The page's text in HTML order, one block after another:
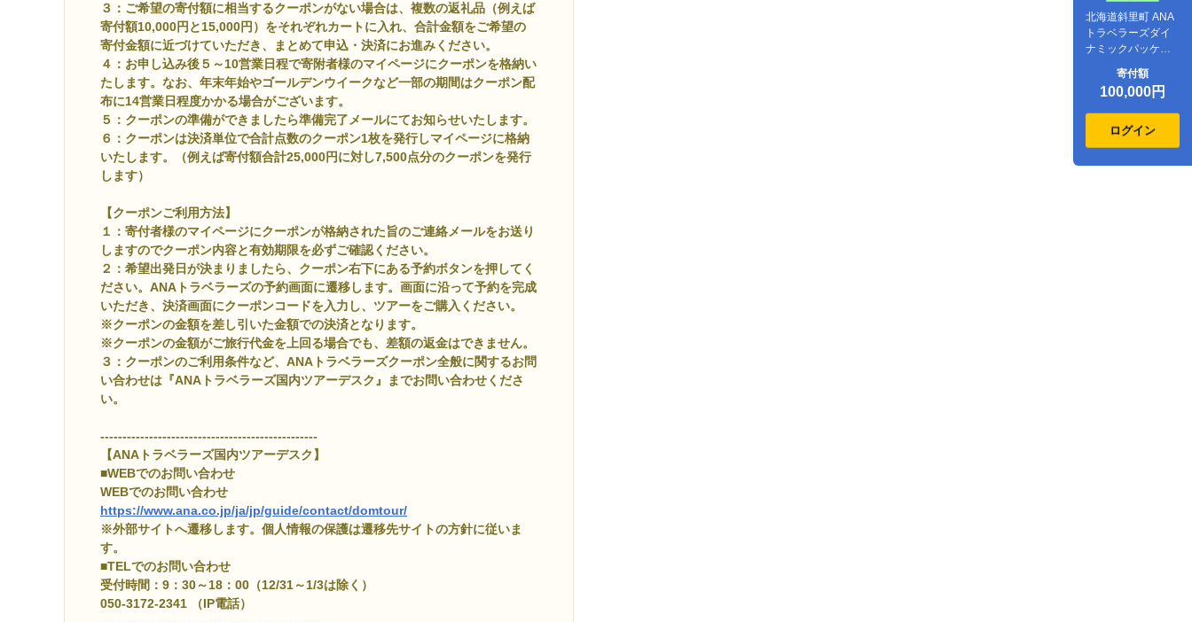
３：ご希望の寄付額に相当するクーポンがない場合は、複数の返礼品（例えば
寄付額10,000円と15,000円）をそれぞれカートに入れ、合計金額をご希望の
寄付金額に近づけていただき、まとめて申込・決済にお進みください。
４：お申し込み後５～10営業日程で寄附者様のマイページにクーポンを格納い
たします。なお、年末年始やゴールデンウイークなど一部の期間はクーポン配
布に14営業日程度かかる場合がございます。
５： クーポンの準備ができましたら準備完了メールにてお知らせいたします。
６：クーポンは決済単位で合計点数のクーポン1枚を発行しマイページに格納
いたします。（例えば寄付額合計25,000円に対し7,500点分のクーポンを発行
します）
【クーポンご利用方法】
１：寄付者様のマイページにクーポンが格納された旨のご連絡メールをお送り
しますのでクーポン内容と有効期限を必ずご確認ください。
２：希望出発日が決まりましたら、クーポン右下にある予約ボタンを押してく
ださい。ANAトラベラーズの予約画面に遷移します。画面に沿って予約を完成
いただき、決済画面にクーポンコードを入力し、ツアーをご購入ください。
※クーポンの金額を差し引いた金額での決済となります。
※クーポンの金額がご旅行代金を上回る場合でも、差額の返金はできません。
３：クーポンのご利用条件など、ANAトラベラーズクーポン全般に関するお問
い合わせは『ANAトラベラーズ国内ツアーデスク』までお問い合わせくださ
い。
-------------------------------------------------
【ANAトラベラーズ国内ツアーデスク】
■WEBでのお問い合わせ
WEBでのお問い合わせ
https://www.ana.co.jp/ja/jp/guide/contact/domtour/
※外部サイトへ遷移します。個人情報の保護は遷移先サイトの方針に従いま
す。
■TELでのお問い合わせ
受付時間：9：30～18：00（12/31～1/3は除く）
050-3172-2341 （IP電話）
北海道斜里町 ANA
トラベラーズダイ
ナミックパッケー
30,000点分_ss047-
002
寄付額
100,000円
ログイン